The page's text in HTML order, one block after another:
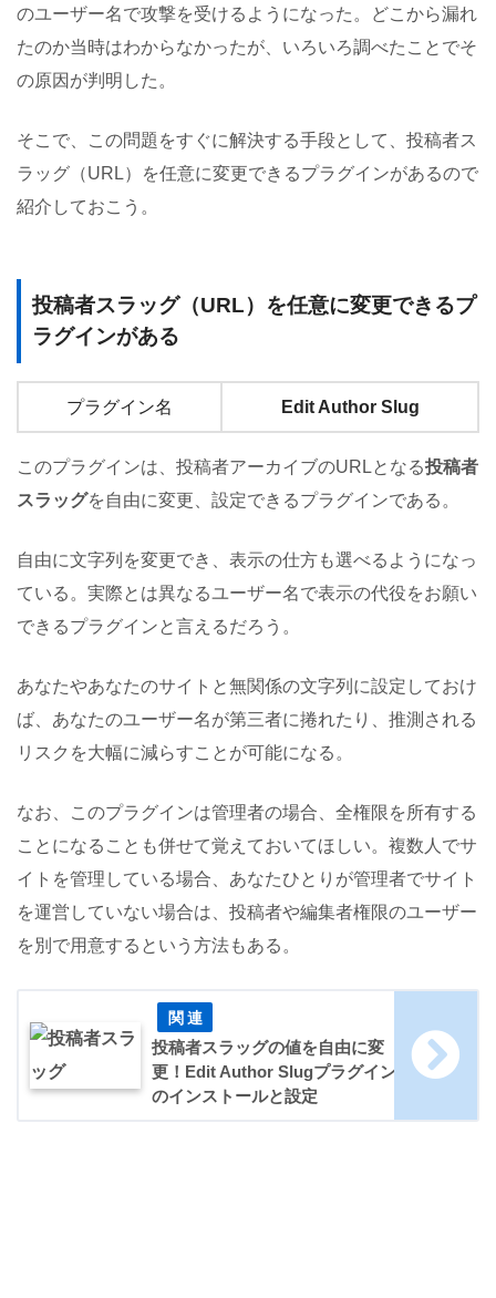
のユーザー名で攻撃を受けるようになった。どこから漏れ
たのか当時はわからなかったが、いろいろ調べたことでそ
の原因が判明した。
そこで、この問題をすぐに解決する手段として、投稿者ス
ラッグ（URL）を任意に変更できるプラグインがあるので
紹介しておこう。
投稿者スラッグ（URL）を任意に変更できるプ
ラグインがある
プラグイン名 Edit Author Slug
このプラグインは、投稿者アーカイブのURLとなる投稿者
スラッグを自由に変更、設定できるプラグインである。
自由に文字列を変更でき、表示の仕方も選べるようになっ
ている。実際とは異なるユーザー名で表示の代役をお願い
できるプラグインと言えるだろう。
あなたやあなたのサイトと無関係の文字列に設定しておけ
ば、あなたのユーザー名が第三者に捲れたり、推測される
リスクを大幅に減らすことが可能になる。
なお、このプラグインは管理者の場合、全権限を所有する
ことになることも併せて覚えておいてほしい。複数人でサ
イトを管理している場合、あなたひとりが管理者でサイト
を運営していない場合は、投稿者や編集者権限のユーザー
を別で用意するという方法もある。
投稿者スラッグの値を自由に変
更！Edit Author Slugプラグイン
のインストールと設定